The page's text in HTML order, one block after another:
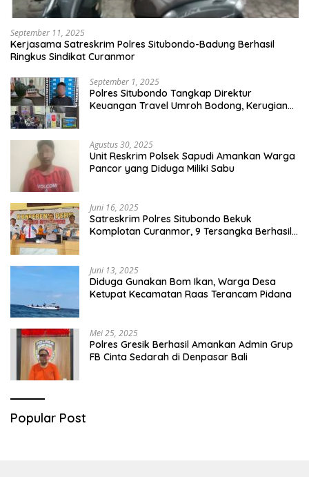
September 11, 2025
Kerjasama Satreskrim Polres Situbondo-Badung Berhasil
Ringkus Sindikat Curanmor
September 1, 2025
Polres Situbondo Tangkap Direktur
Keuangan Travel Umroh Bodong, Kerugian
Agustus 30, 2025
Unit Reskrim Polsek Sapudi Amankan Warga
Pancor yang Diduga Miliki Sabu
Juni 16, 2025
Satreskrim Polres Situbondo Bekuk
Komplotan Curanmor, 9 Tersangka Berhasil
Juni 13, 2025
Diduga Gunakan Bom Ikan, Warga Desa
Ketupat Kecamatan Raas Terancam Pidana
Mei 25, 2025
Polres Gresik Berhasil Amankan Admin Grup
FB Cinta Sedarah di Denpasar Bali
Popular Post